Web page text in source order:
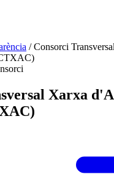
/ Consorci
Xarxa